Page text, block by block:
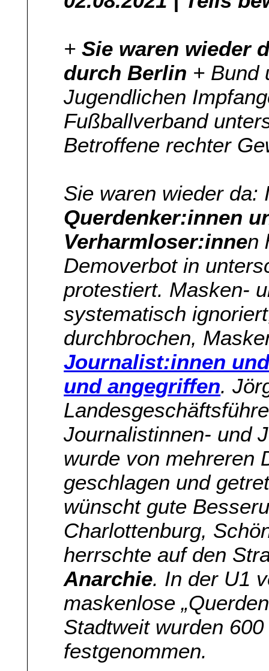
+Sie waren wieder
durch Berlin + Bund
Jugendlichen
Fußballverband
Betroffene rechter
Sie waren wieder
Querdenker:innen
Verharmloser:innen
Demoverbot in
protestiert. Masken-
systematisch
durchbrochen,
Journalist:innen
und angegriffen.
Journalistinnen- und
wurde von mehreren
geschlagen und
wünscht gute
Charlottenburg,
herrschte auf den
Anarchie. In der U1
maskenlose
Stadtweit wurden
festgenommen.